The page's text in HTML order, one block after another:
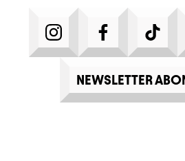
INSTAGRAMFACEBOOK
NEWSLETTER